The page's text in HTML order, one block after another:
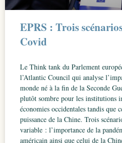
EPRS : Trois
Covid
Le Think tank du Parlement
l’Atlantic Council qui analyse
monde né à la fin de la Seconde
plutôt sombre pour les institutions
économies occidentales tandis que
puissance de la Chine. Trois
variable : l’importance de la
américain ainsi que celui de la